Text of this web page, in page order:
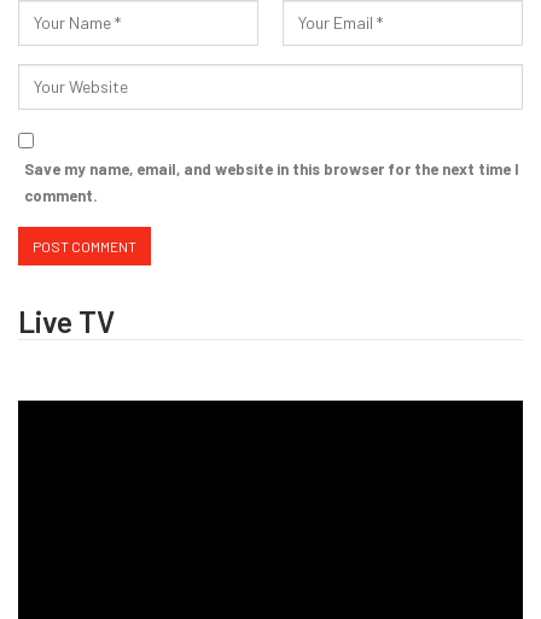
Save my name, email, and website in this browser for the next time I
comment.
Live TV